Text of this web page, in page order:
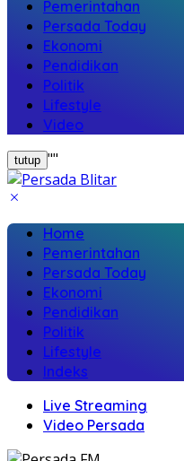
Pemerintahan
Persada Today
Ekonomi
Pendidikan
Politik
Lifestyle
Video
tutup ""
Home
Pemerintahan
Persada Today
Ekonomi
Pendidikan
Politik
Lifestyle
Indeks
Live Streaming
Video Persada